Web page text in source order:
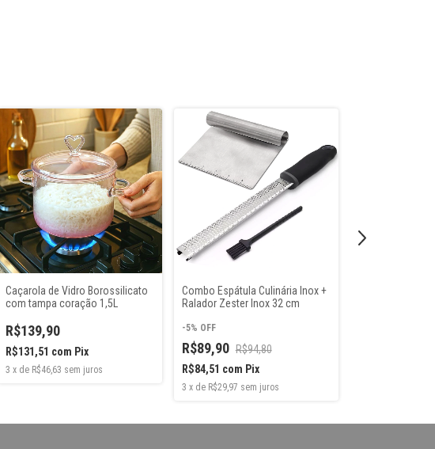
Caçarola de Vidro Borossilicato
com tampa coração 1,5L
R$139,90
R$131,51 com Pix
3 x de R$46,63 sem juros
Combo Espátula Culinária Inox +
Ralador Zester Inox 32 cm
-5% OFF
R$89,90 R$94,80
R$84,51 com Pix
3 x de R$29,97 sem juros